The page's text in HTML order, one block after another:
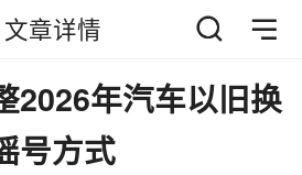
文章详情
2026年汽车以旧换
号方式